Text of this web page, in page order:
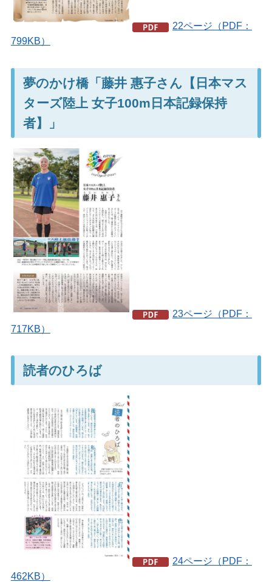
22ページ（PDF：
799KB）
夢のかけ橋「藤井 惠子さん【日本マス
ターズ陸上 女子100m日本記録保持
者】」
23ページ（PDF：
717KB）
読者のひろば
24ページ（PDF：
462KB）